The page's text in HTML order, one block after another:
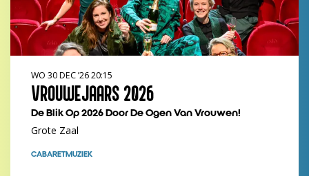
VROUWEJAARS 2026
De Blik Op 2026 Door De Ogen Van Vrouwen!
WO 30 DEC ’2620:15
Grote Zaal
CABARETMUZIEK